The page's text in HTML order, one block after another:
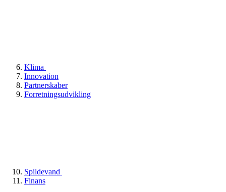
Klima
Innovation
Partnerskaber
Forretningsudvikling
Spildevand
Finans